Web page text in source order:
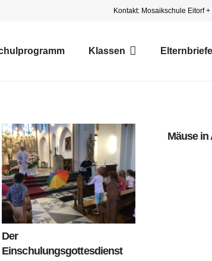
Kontakt: Mosaikschule Eitorf
Klassen Elternbriefe
Der
Einschulungsgottesdienst
Mäuse in